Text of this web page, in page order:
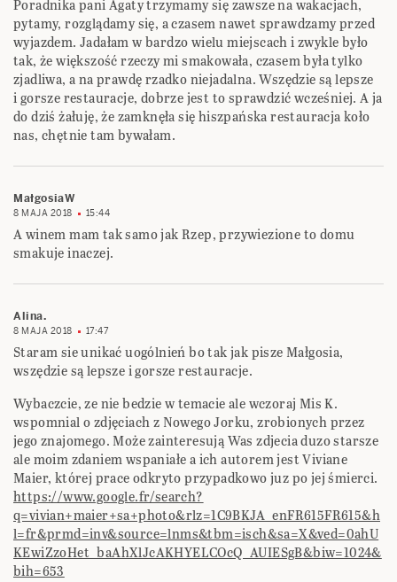
Poradnika pani Agaty trzymamy się zawsze na wakacjach,
pytamy, rozglądamy się, a czasem nawet sprawdzamy przed
wyjazdem. Jadałam w bardzo wielu miejscach i zwykle było
tak, że większość rzeczy mi smakowała, czasem była tylko
zjadliwa, a na prawdę rzadko niejadalna. Wszędzie są lepsze
i gorsze restauracje, dobrze jest to sprawdzić wcześniej. A ja
do dziś żałuję, że zamknęła się hiszpańska restauracja koło
nas, chętnie tam bywałam.
MałgosiaW
8 MAJA 2018 15:44
A winem mam tak samo jak Rzep, przywiezione to domu
smakuje inaczej.
Alina.
8 MAJA 2018 17:47
Staram sie unikać uogólnień bo tak jak pisze Małgosia,
wszędzie są lepsze i gorsze restauracje.
Wybaczcie, ze nie bedzie w temacie ale wczoraj Mis K.
wspomnial o zdjęciach z Nowego Jorku, zrobionych przez
jego znajomego. Może zainteresują Was zdjecia duzo starsze
ale moim zdaniem wspaniałe a ich autorem jest Viviane
Maier, której prace odkryto przypadkowo juz po jej śmierci.
https://www.google.fr/search?
q=vivian+maier+sa+photo&rlz=1C9BKJA_enFR615FR615&h
l=fr&prmd=inv&source=lnms&tbm=isch&sa=X&ved=0ahU
KEwiZzoHet_baAhXlJcAKHYELCOcQ_AUIESgB&biw=1024&
bih=653